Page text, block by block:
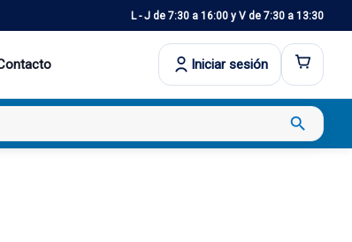
L - J de 7:30 a 16:00 y V de 7:30 a 13:30
Iniciar sesión
search